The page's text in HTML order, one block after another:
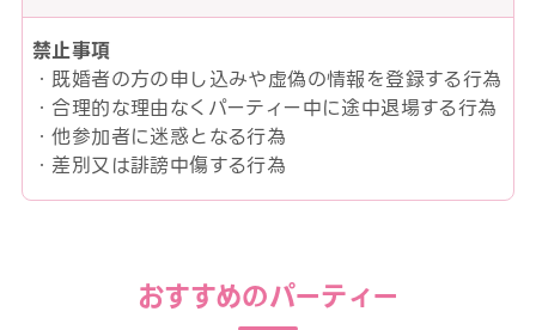
禁止事項
・既婚者の方の申し込みや虚偽の情報を登録する行為
・合理的な理由なくパーティー中に途中退場する行為
・他参加者に迷惑となる行為
・差別又は誹謗中傷する行為
おすすめのパーティー